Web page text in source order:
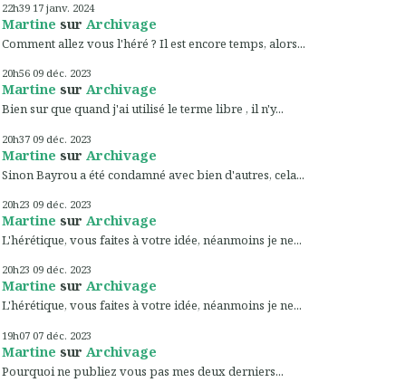
22h39 17 janv. 2024
Martine sur Archivage
Comment allez vous l'héré ? Il est encore temps, alors...
20h56 09 déc. 2023
Martine sur Archivage
Bien sur que quand j'ai utilisé le terme libre , il n'y...
20h37 09 déc. 2023
Martine sur Archivage
Sinon Bayrou a été condamné avec bien d'autres, cela...
20h23 09 déc. 2023
Martine sur Archivage
L'hérétique, vous faites à votre idée, néanmoins je ne...
20h23 09 déc. 2023
Martine sur Archivage
L'hérétique, vous faites à votre idée, néanmoins je ne...
19h07 07 déc. 2023
Martine sur Archivage
Pourquoi ne publiez vous pas mes deux derniers...